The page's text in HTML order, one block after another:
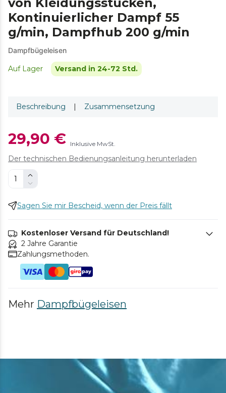
Kontinuierlicher Dampf 55
g/min, Dampfhub 200 g/min
Dampfbügeleisen
Auf Lager Versand in 24-72 Std.
Beschreibung | Zusammensetzung
29,90 € Inklusive MwSt.
Der technischen Bedienungsanleitung herunterladen
Sagen Sie mir Bescheid, wenn der Preis fällt
Kostenloser Versand für Deutschland!
2 Jahre Garantie
Zahlungsmethoden.
Mehr Dampfbügeleisen